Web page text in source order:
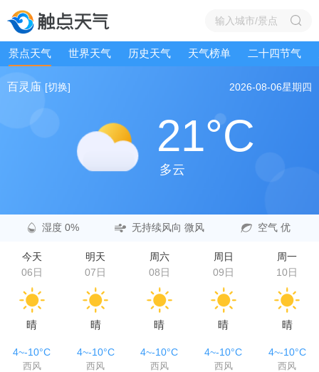
景点天气 世界天气 历史天气 天气榜单 二十四节气
百灵庙 [切换] 2026-08-06星期四
21°C
多云
湿度 0% 无持续风向 微风 空气 优
今天
06日
明天
07日
周六
08日
周日
09日
周一
10日
晴 晴 晴 晴 晴
4~-10°C 4~-10°C 4~-10°C 4~-10°C 4~-10°C
西风 西风 西风 西风 西风